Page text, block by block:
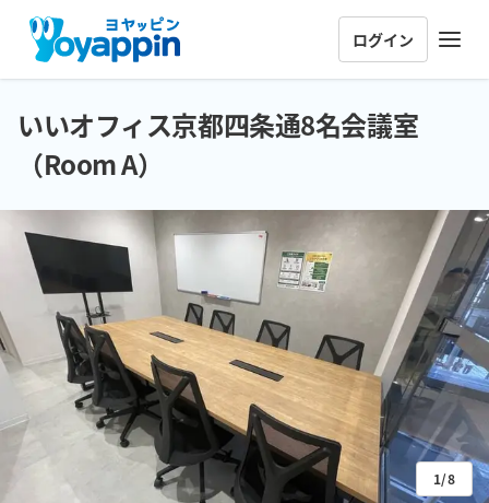
ログイン
1/8
いいオフィス京都四条通8名会議室
（Room A）